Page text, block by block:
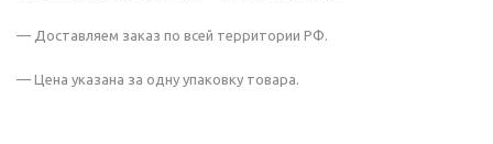
— Доставляем заказ по всей территории РФ.
— Цена указана за одну упаковку товара.